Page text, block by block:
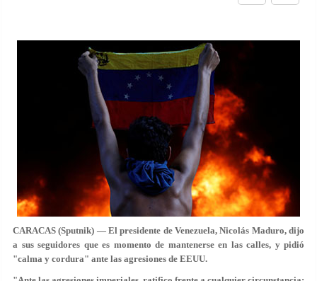
CARACAS (Sputnik) — El presidente de Venezuela, Nicolás Maduro, dijo
a sus seguidores que es momento de mantenerse en las calles, y pidió
"calma y cordura" ante las agresiones de EEUU.